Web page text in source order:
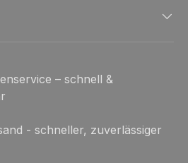
– schnell &
- schneller, zuverlässiger